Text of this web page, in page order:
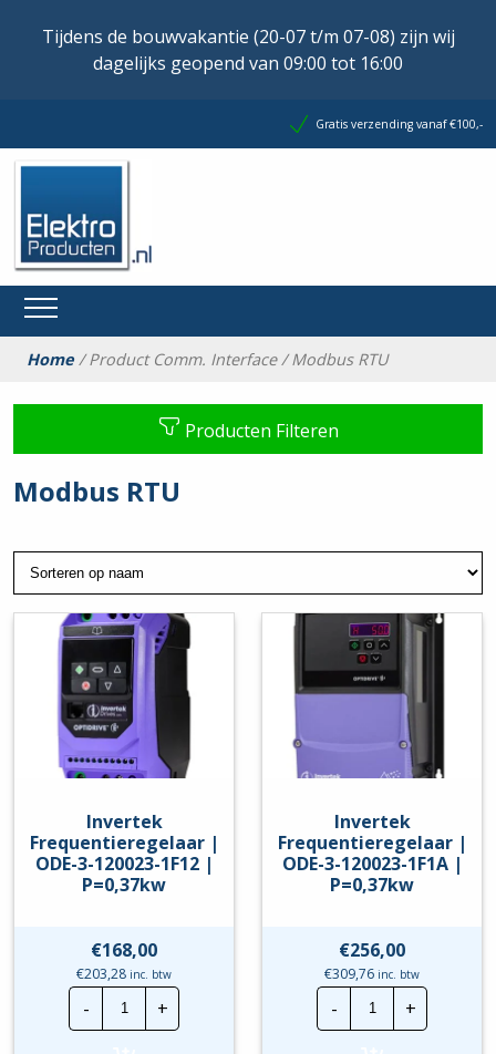
Tijdens de bouwvakantie (20-07 t/m 07-08) zijn wij
dagelijks geopend van 09:00 tot 16:00
Gratis verzending vanaf €100,-
Home/ Product Comm. Interface / Modbus RTU
Producten Filteren
Modbus RTU
Invertek
Frequentieregelaar |
ODE-3-120023-1F12 |
P=0,37kw
€168,00
€203,28 inc. btw
-
Invertek
Frequentieregelaar
|
+
Invertek
Frequentieregelaar |
ODE-3-120023-1F1A |
P=0,37kw
€256,00
€309,76 inc. btw
-
Invertek
|
+